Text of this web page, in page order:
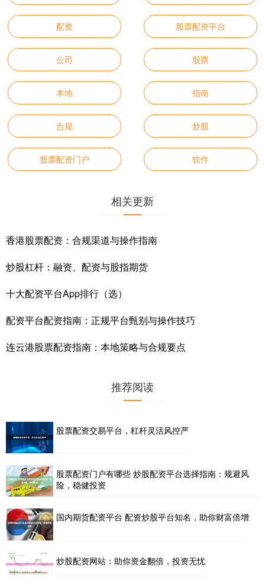
配资 股票配资平台
公司 股票
本地 指南
合规 炒股
股票配资门户 软件
相关更新
香港股票配资：合规渠道与操作指南
炒股杠杆：融资、配资与股指期货
十大配资平台App排行（选）
配资平台配资指南：正规平台甄别与操作技巧
连云港股票配资指南：本地策略与合规要点
推荐阅读
股票配资交易平台，杠杆灵活风控严
股票配资门户有哪些 炒股配资平台选择指南：规避风
险，稳健投资
国内期货配资平台 配资炒股平台知名，助你财富倍增
炒股配资网站：助你资金翻倍，投资无忧